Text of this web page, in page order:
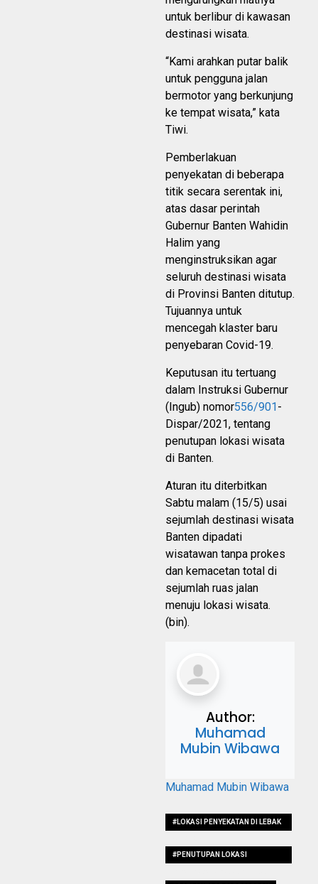
untuk berlibur di kawasan
destinasi wisata.
“Kami arahkan putar balik
untuk pengguna jalan
bermotor yang berkunjung
ke tempat wisata,” kata
Tiwi.
Pemberlakuan
penyekatan di beberapa
titik secara serentak ini,
atas dasar perintah
Gubernur Banten Wahidin
Halim yang
menginstruksikan agar
seluruh destinasi wisata
di Provinsi Banten ditutup.
Tujuannya untuk
mencegah klaster baru
penyebaran Covid-19.
Keputusan itu tertuang
dalam Instruksi Gubernur
(Ingub) nomor556/901 -
Dispar/2021, tentang
penutupan lokasi wisata
di Banten.
Aturan itu diterbitkan
Sabtu malam (15/5) usai
sejumlah destinasi wisata
Banten dipadati
wisatawan tanpa prokes
dan kemacetan total di
sejumlah ruas jalan
menuju lokasi wisata.
(bin).
Author:
Muhamad
Mubin Wibawa
Muhamad Mubin Wibawa
#LOKASI PENYEKATAN DI LEBAK
#PENUTUPAN LOKASI